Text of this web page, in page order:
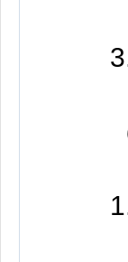
3.
（
1.